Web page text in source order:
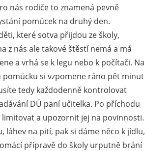
nás rodiče to znamená pevně
pomůcek na druhý den.
které sotva přijdou ze školy,
z nás ale takové štěstí nemá a má
a vrhá se k legu nebo k počítači. Na
pomůcku si vzpomene ráno pět minut
tedy každodenně kontrolovat
DÚ paní učitelka. Po příchodu
a upozornit jej na povinnosti.
láhev na pití, pak si dáme něco k jídlu,
přípravě do školy urputně brání